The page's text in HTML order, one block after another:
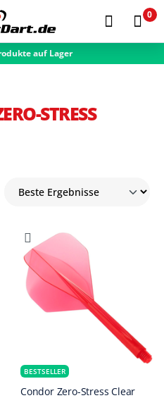
0
auf Lager
STRESS
BESTSELLER
Condor Zero-Stress Clear